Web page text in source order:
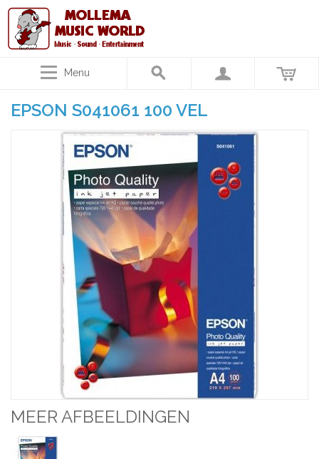
Menu
EPSON S041061 100 VEL
MEER AFBEELDINGEN